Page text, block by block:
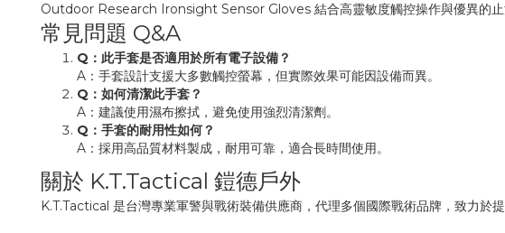
Outdoor Research Ironsight Sensor Gloves 結合高靈敏度觸控操作與優異的止
常見問題 Q&A
Q：此手套是否適用於所有電子設備？
A：手套設計支援大多數觸控螢幕，但實際效果可能因設備而異。
Q：如何清潔此手套？
A：建議使用濕布擦拭，避免使用強烈清潔劑。
Q：手套的耐用性如何？
A：採用高品質材料製成，耐用可靠，適合長時間使用。
關於 K.T.Tactical 鎧德戶外
K.T.Tactical 是台灣專業軍警與戰術裝備供應商，代理多個國際戰術品牌，致力於